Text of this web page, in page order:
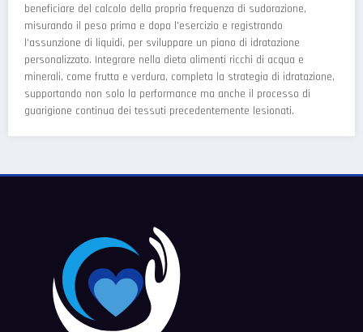
beneficiare del calcolo della propria frequenza di sudorazione,
misurando il peso prima e dopo l'esercizio e registrando
l'assunzione di liquidi, per sviluppare un piano di idratazione
personalizzato. Integrare nella dieta alimenti ricchi di acqua e
minerali, come frutta e verdura, completa la strategia di idratazione,
supportando non solo la performance ma anche il processo di
guarigione continua dei tessuti precedentemente lesionati.